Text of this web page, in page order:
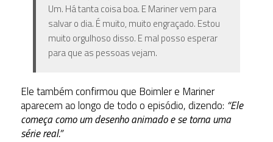
Um. Há tanta coisa boa. E Mariner vem para
salvar o dia. É muito, muito engraçado. Estou
muito orgulhoso disso. E mal posso esperar
para que as pessoas vejam.
Ele também confirmou que Boimler e Mariner
aparecem ao longo de todo o episódio, dizendo: “Ele
começa como um desenho animado e se torna uma
série real.”